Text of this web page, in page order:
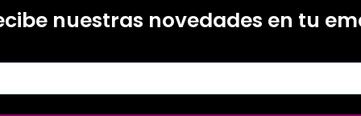
nuestras novedades en tu